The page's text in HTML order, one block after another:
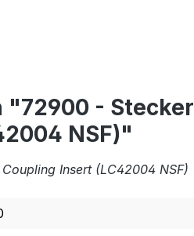
-
NSF)"
Insert (LC42004 NSF)